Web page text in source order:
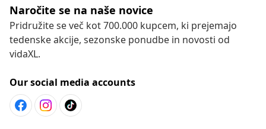
Naročite se na naše novice
Pridružite se več kot 700.000 kupcem, ki prejemajo
tedenske akcije, sezonske ponudbe in novosti od
vidaXL.
Our social media accounts